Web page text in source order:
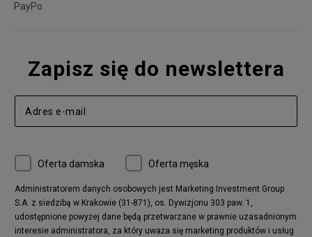
PayPo
Zapisz się do newslettera
Oferta damska Oferta męska
Administratorem danych osobowych jest Marketing Investment Group
S.A. z siedzibą w Krakowie (31-871), os. Dywizjonu 303 paw. 1,
udostępnione powyżej dane będą przetwarzane w prawnie uzasadnionym
interesie administratora, za który uważa się marketing produktów i usług